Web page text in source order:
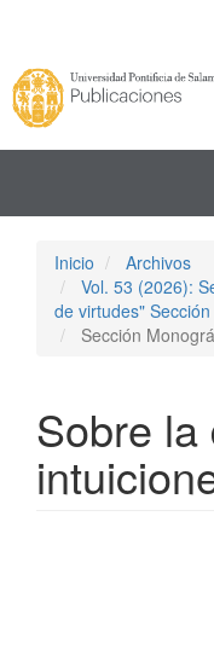
principal
Barra
lateral
Inicio
Archivos
Vol. 53 (2026):
de virtudes"
Sección
Sobre la